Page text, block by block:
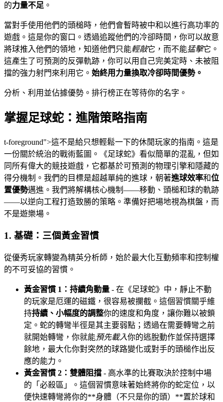
的力量不足 。
當對手使用他們的頭槌時，他們會暫時被中和以進行高功率的
遊戲。這是你的窗口。透過追蹤他們的冷卻時間，你可以故意
將球推入他們的領地，知道他們只能輕敲它，而不能猛擊它。
這產生了可預測的反彈軌跡，你可以用自己完美定時、未被阻
擋的強力射門來利用它。 始終用力量換取冷卻時間優勢。
分析、利用並佔據優勢。排行榜正在等待你的名字。
掌握足球蛇：進階策略指南
t-foreground">這不是給只想輕鬆一下的休閒玩家的指南。這是
一份關於統治的戰術藍圖。《足球蛇》看似簡單的混亂，但如
同所有偉大的競技遊戲，它都基於可預測的物理引擎和隱藏的
得分機制。我們的目標是超越單純的進球，朝著進球效率和位
置優勢邁進。我們將解構核心機制——移動、頭槌和球的軌跡
——以逆向工程打造致勝的策略。準備好把場地視為棋盤，而
不是遊樂場。
1. 基礎：三個黃金習慣
從優秀玩家轉變為精英分析師，始於最大化互動頻率和控制權
的不可妥協的習慣。
黃金習慣 1：持續角動量 - 在《足球蛇》中，靜止不動
的玩家是厄運的磁鐵，很容易被攔截。這個習慣關乎維
持持續、小幅度的調整你的速度和角度，讓你難以被鎖
定。蛇的轉彎半徑是其主要弱點；透過在需要轉彎之前
就開始轉彎，你就能預先載入你的逃脫動作並保持選擇
餘地，最大化你對突然的球路變化或對手的頭槌作出反
應的能力。
黃金習慣 2：雙體阻擋 - 高水準的比賽取決於控制中場
的「必殺區」。這個習慣意味著始終將你的蛇定位，以
便快速轉彎將你的**身體（不只是你的頭）**置於球和